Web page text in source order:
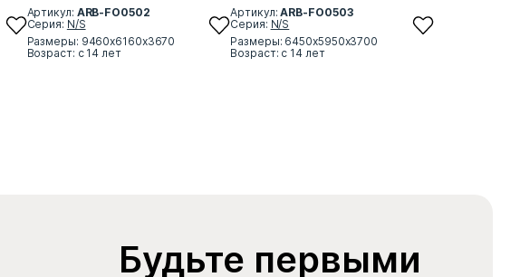
Артикул: ARB-FO0502
Серия: N/S
Размеры: 9460х6160х3670
Возраст: с 14 лет
Артикул:ARB-FO0503
Серия: N/S
Размеры: 6450х5950х3700
Возраст: с 14 лет
Будьте первыми